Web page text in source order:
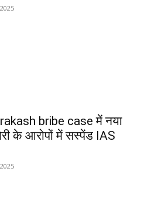
bribe case में नया
के आरोपों में सस्पेंड IAS